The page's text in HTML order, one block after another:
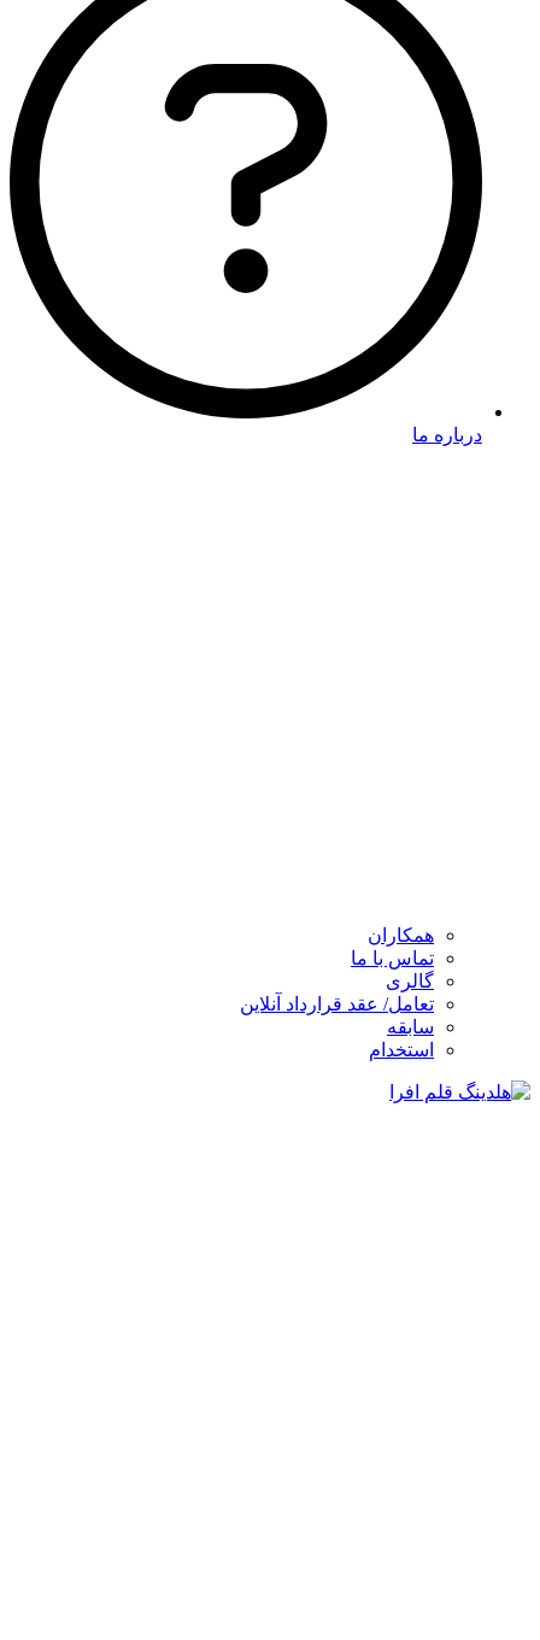
درباره ما
همکاران
تماس با ما
گالری
تعامل/ عقد قرارداد آنلاین
سابقه
استخدام